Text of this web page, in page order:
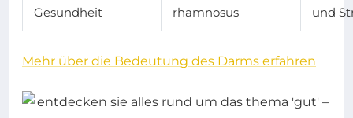
Gesundheit
rhamnosus
und
Mehr über die Bedeutung des Darms erfahren